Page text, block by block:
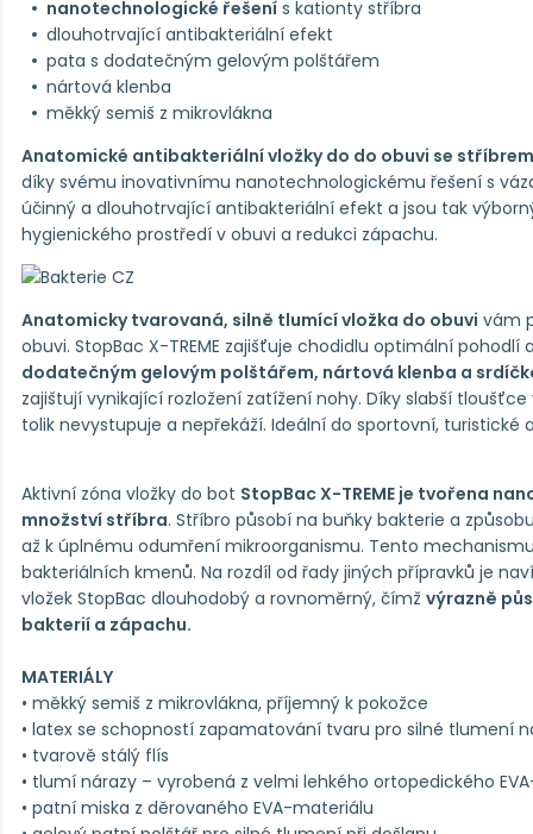
nanotechnologické řešení s kationty stříbra
dlouhotrvající antibakteriální efekt
pata s dodatečným gelovým polštářem
nártová klenba
měkký semiš z mikrovlákna
Anatomické antibakteriální vložky do do obuvi se stříbrem
díky svému inovativnímu nanotechnologickému řešení s
účinný a dlouhotrvající antibakteriální efekt a jsou tak
hygienického prostředí v obuvi a redukci zápachu.
Anatomicky tvarovaná, silně tlumící vložka do obuvi vám
obuvi. StopBac X-TREME zajišťuje chodidlu optimální pohodlí
dodatečným gelovým polštářem, nártová klenba a
zajištují vynikající rozložení zatížení nohy. Díky slabší
tolik nevystupuje a nepřekáží. Ideální do sportovní, turistické
Aktivní zóna vložky do bot StopBac X-TREME je tvořena
množství stříbra. Stříbro působí na buňky bakterie a
až k úplnému odumření mikroorganismu. Tento
bakteriálních kmenů. Na rozdíl od řady jiných přípravků je
vložek StopBac dlouhodobý a rovnoměrný, čímž výrazně
bakterií a zápachu.
MATERIÁLY
• měkký semiš z mikrovlákna, příjemný k pokožce
• latex se schopností zapamatování tvaru pro silné tlumení
• tvarově stálý flís
• tlumí nárazy – vyrobená z velmi lehkého ortopedického
• patní miska z děrovaného EVA-materiálu